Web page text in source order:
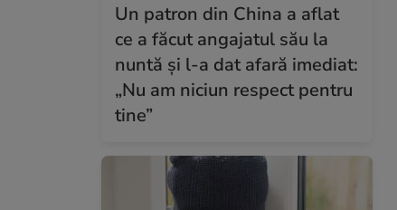
Un patron din China a aflat
ce a făcut angajatul său la
nuntă și l-a dat afară imediat:
„Nu am niciun respect pentru
tine”